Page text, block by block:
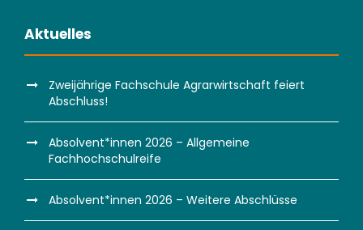
Aktuelles
Zweijährige Fachschule Agrarwirtschaft feiert
Abschluss!
Absolvent*innen 2026 – Allgemeine
Fachhochschulreife
Absolvent*innen 2026 – Weitere Abschlüsse